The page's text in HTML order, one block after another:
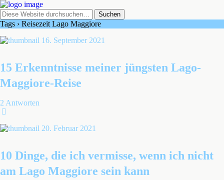
Tags › Reisezeit Lago Maggiore
16. September 2021
15 Erkenntnisse meiner jüngsten Lago-
Maggiore-Reise
2 Antworten
20. Februar 2021
10 Dinge, die ich vermisse, wenn ich nicht
am Lago Maggiore sein kann